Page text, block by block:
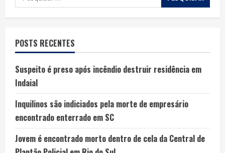
POSTS RECENTES
Suspeito é preso após incêndio destruir residência em
Indaial
Inquilinos são indiciados pela morte de empresário
encontrado enterrado em SC
Jovem é encontrado morto dentro de cela da Central de